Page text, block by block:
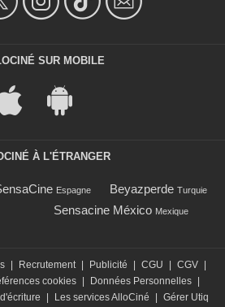
SUR MOBILE
À L'ÉTRANGER
Espagne Beyazperde Turquie
Sensacine México Mexique
| Recrutement | Publicité | CGU | CGV |
cookies | Données Personnelles |
| Les services AlloCiné | Gérer Utiq